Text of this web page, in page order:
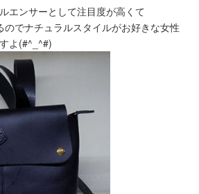
エンサーとして注目度が高くて
でナチュラルスタイルがお好きな女性
よ(#^_^#)